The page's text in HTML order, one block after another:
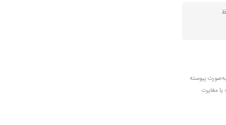
پیوسته
یا مغایرت